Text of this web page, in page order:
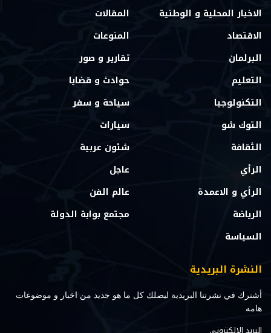
الاخبار المحلية و الوطنية
الاقتصاد
البرلمان
التعليم
التكنولوجيا
التوك شو
الثقافة
الرأي
الرأي و الاعمدة
الرياضة
السياسة
المقالات
المنوعات
تقارير و صور
حوادث و قضايا
سياحة و سفر
سيارات
شئون عربية
عاجل
عالم الفن
مجتمع بوابة الدولة
النشرة البريدية
أشترك في نشرتنا البريدية ليصلك كل ما هو جديد من اخبار و موضوعات
هامه